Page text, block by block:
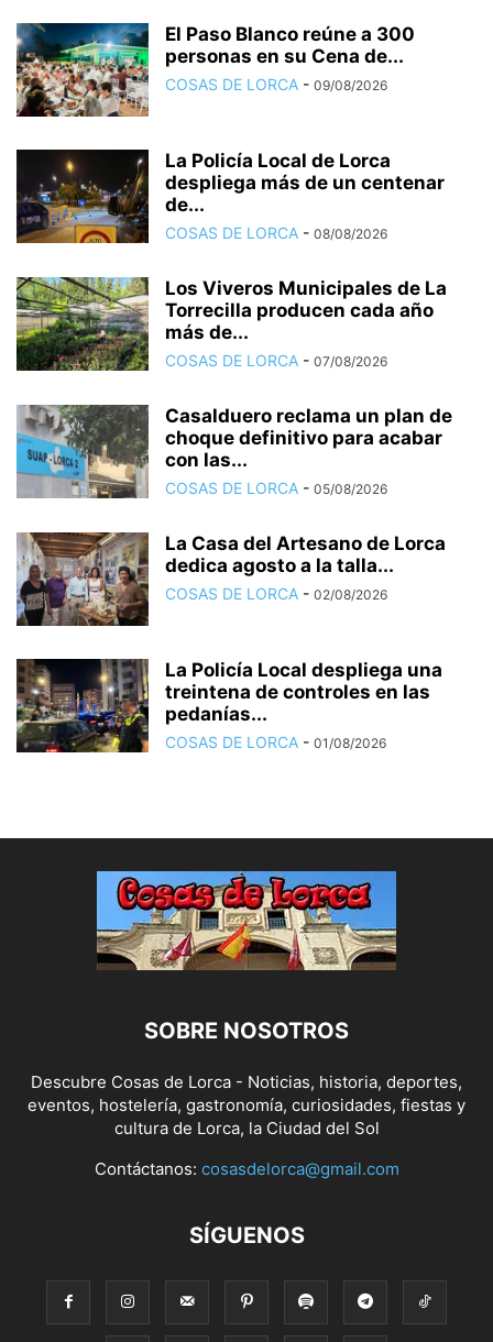
El Paso Blanco reúne a 300
personas en su Cena de...
COSAS DE LORCA - 09/08/2026
La Policía Local de Lorca
despliega más de un centenar
de...
COSAS DE LORCA - 08/08/2026
Los Viveros Municipales de La
Torrecilla producen cada año
más de...
COSAS DE LORCA - 07/08/2026
Casalduero reclama un plan de
choque definitivo para acabar
con las...
COSAS DE LORCA - 05/08/2026
La Casa del Artesano de Lorca
dedica agosto a la talla...
COSAS DE LORCA - 02/08/2026
La Policía Local despliega una
treintena de controles en las
pedanías...
COSAS DE LORCA - 01/08/2026
SOBRE NOSOTROS
Descubre Cosas de Lorca - Noticias, historia, deportes,
eventos, hostelería, gastronomía, curiosidades, fiestas y
cultura de Lorca, la Ciudad del Sol
Contáctanos: cosasdelorca@gmail.com
SÍGUENOS